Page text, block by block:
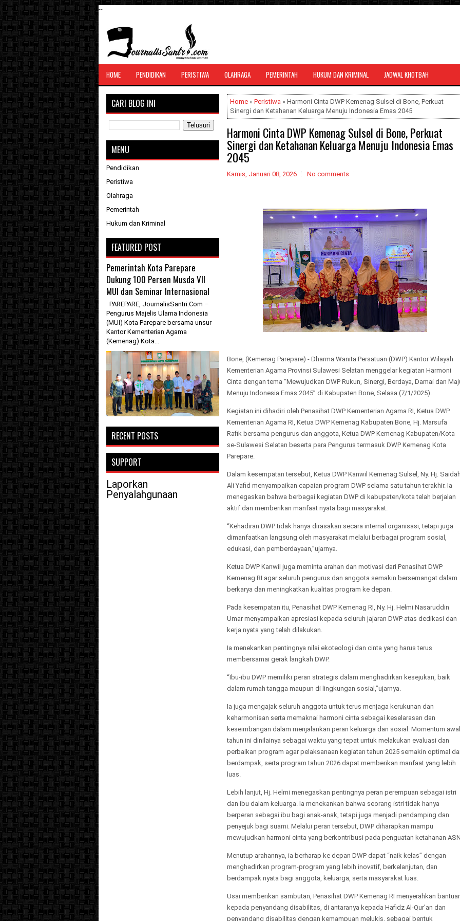
--
SANTRI JURNALIS
Menghimpun seluruh berita, tulisan, jurnal bernuansa agama yang dapat
HOME PENDIDIKAN PERISTIWA OLAHRAGA PEMERINTAH HUKUM DAN KRIMINAL JADWAL KHOTBAH
Home » Peristiwa » Harmoni Cinta DWP Kemenag Sulsel di Bone, Perkuat
Sinergi dan Ketahanan Keluarga Menuju Indonesia Emas 2045
Harmoni Cinta DWP Kemenag Sulsel di Bone, Perkuat
Sinergi dan Ketahanan Keluarga Menuju Indonesia Emas
2045
Kamis, Januari 08, 2026 No comments
Bone, (Kemenag Parepare) - Dharma Wanita Persatuan (DWP) Kantor Wilayah
Kementerian Agama Provinsi Sulawesi Selatan menggelar kegiatan Harmoni
Cinta dengan tema “Mewujudkan DWP Rukun, Sinergi, Berdaya, Damai dan
Menuju Indonesia Emas 2045” di Kabupaten Bone, Selasa (7/1/2025).
Kegiatan ini dihadiri oleh Penasihat DWP Kementerian Agama RI, Ketua DWP
Kementerian Agama RI, Ketua DWP Kemenag Kabupaten Bone, Hj. Marsufa
Rafik bersama pengurus dan anggota, Ketua DWP Kemenag Kabupaten/Kota
se-Sulawesi Selatan beserta para Pengurus termasuk DWP Kemenag Kota
Parepare.
Dalam kesempatan tersebut, Ketua DWP Kanwil Kemenag Sulsel, Ny. Hj.
Ali Yafid menyampaikan capaian program DWP selama satu tahun terakhir. Ia
menegaskan bahwa berbagai kegiatan DWP di kabupaten/kota telah berjalan
aktif dan memberikan manfaat nyata bagi masyarakat.
“Kehadiran DWP tidak hanya dirasakan secara internal organisasi, tetapi juga
dimanfaatkan langsung oleh masyarakat melalui berbagai program sosial,
edukasi, dan pemberdayaan,”ujarnya.
Ketua DWP Kanwil juga meminta arahan dan motivasi dari Penasihat DWP
Kemenag RI agar seluruh pengurus dan anggota semakin bersemangat dalam
berkarya dan meningkatkan kualitas program ke depan.
Pada kesempatan itu, Penasihat DWP Kemenag RI, Ny. Hj. Helmi Nasaruddin
Umar menyampaikan apresiasi kepada seluruh jajaran DWP atas dedikasi dan
kerja nyata yang telah dilakukan.
Ia menekankan pentingnya nilai ekoteologi dan cinta yang harus terus
membersamai gerak langkah DWP.
“Ibu-ibu DWP memiliki peran strategis dalam menghadirkan kesejukan, baik
dalam rumah tangga maupun di lingkungan sosial,”ujarnya.
Ia juga mengajak seluruh anggota untuk terus menjaga kerukunan dan
keharmonisan serta memaknai harmoni cinta sebagai keselarasan dan
keseimbangan dalam menjalankan peran keluarga dan sosial. Momentum awal
tahun ini dinilainya sebagai waktu yang tepat untuk melakukan evaluasi dan
perbaikan program agar pelaksanaan kegiatan tahun 2025 semakin optimal
berdampak, serta program tahun 2026 dapat memberikan manfaat yang lebih
luas.
Lebih lanjut, Hj. Helmi menegaskan pentingnya peran perempuan sebagai istri
dan ibu dalam keluarga. Ia menekankan bahwa seorang istri tidak hanya
berperan sebagai ibu bagi anak-anak, tetapi juga menjadi pendamping dan
penyejuk bagi suami. Melalui peran tersebut, DWP diharapkan mampu
mewujudkan harmoni cinta yang berkontribusi pada penguatan ketahanan
Menutup arahannya, ia berharap ke depan DWP dapat “naik kelas” dengan
menghadirkan program-program yang lebih inovatif, berkelanjutan, dan
berdampak nyata bagi anggota, keluarga, serta masyarakat luas.
Usai memberikan sambutan, Penasihat DWP Kemenag RI menyerahkan
kepada penyandang disabilitas, di antaranya kepada Hafidz Al-Qur’an dan
penyandang disabilitas dengan kemampuan melukis, sebagai bentuk
CARI BLOG INI
MENU
Pendidikan
Peristiwa
Olahraga
Pemerintah
Hukum dan Kriminal
FEATURED POST
Pemerintah Kota Parepare
Dukung 100 Persen Musda VII
MUI dan Seminar Internasional
PAREPARE, JournalisSantri.Com –
Pengurus Majelis Ulama Indonesia
(MUI) Kota Parepare bersama unsur
Kantor Kementerian Agama
(Kemenag) Kota...
RECENT POSTS
SUPPORT
Laporkan
Penyalahgunaan